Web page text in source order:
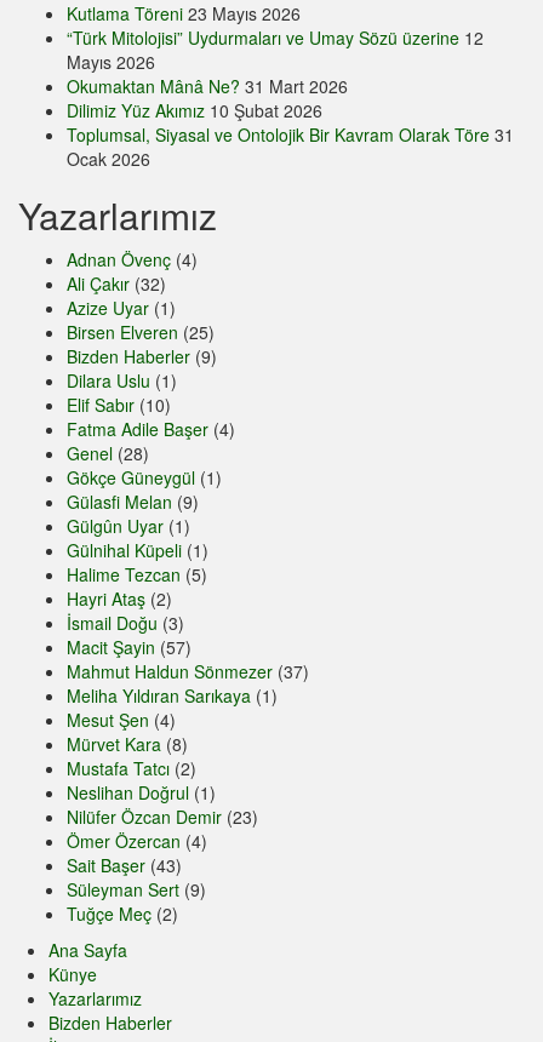
Kutlama Töreni 23 Mayıs 2026
“Türk Mitolojisi” Uydurmaları ve Umay Sözü üzerine 12
Mayıs 2026
Okumaktan Mânâ Ne? 31 Mart 2026
Dilimiz Yüz Akımız 10 Şubat 2026
Toplumsal, Siyasal ve Ontolojik Bir Kavram Olarak Töre 31
Ocak 2026
Yazarlarımız
Adnan Övenç (4)
Ali Çakır (32)
Azize Uyar (1)
Birsen Elveren (25)
Bizden Haberler (9)
Dilara Uslu (1)
Elif Sabır (10)
Fatma Adile Başer (4)
Genel (28)
Gökçe Güneygül (1)
Gülasfi Melan (9)
Gülgûn Uyar (1)
Gülnihal Küpeli (1)
Halime Tezcan (5)
Hayri Ataş (2)
İsmail Doğu (3)
Macit Şayin (57)
Mahmut Haldun Sönmezer (37)
Meliha Yıldıran Sarıkaya (1)
Mesut Şen (4)
Mürvet Kara (8)
Mustafa Tatcı (2)
Neslihan Doğrul (1)
Nilüfer Özcan Demir (23)
Ömer Özercan (4)
Sait Başer (43)
Süleyman Sert (9)
Tuğçe Meç (2)
Ana Sayfa
Künye
Yazarlarımız
Bizden Haberler